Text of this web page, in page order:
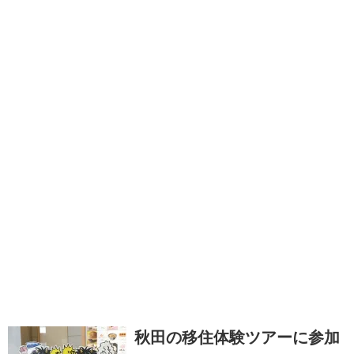
秋田の移住体験ツアーに参加